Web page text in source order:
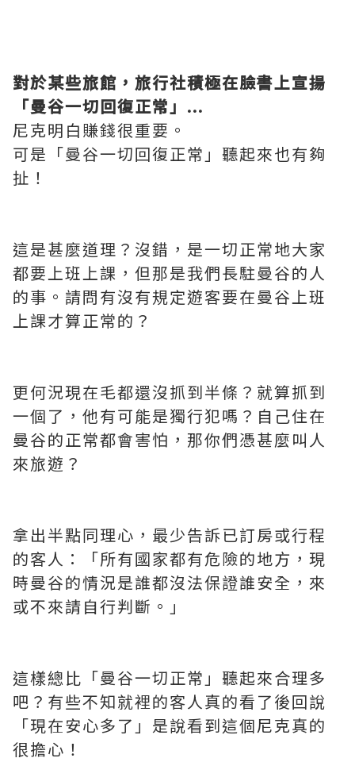
對於某些旅館，旅行社積極在臉書上宣揚
「曼谷一切回復正常」 ...
尼克明白賺錢很重要。
可是「曼谷一切回復正常」聽起來也有夠
扯！
這是甚麼道理？沒錯，是一切正常地大家
都要上班上課，但那是我們長駐曼谷的人
的事。請問有沒有規定遊客要在曼谷上班
上課才算正常的？
更何況現在毛都還沒抓到半條？就算抓到
一個了，他有可能是獨行犯嗎？自己住在
曼谷的正常都會害怕，那你們憑甚麼叫人
來旅遊？
拿出半點同理心，最少告訴已訂房或行程
的客人：「所有國家都有危險的地方，現
時曼谷的情況是誰都沒法保證誰安全，來
或不來請自行判斷。」
這樣總比「曼谷一切正常」聽起來合理多
吧？有些不知就裡的客人真的看了後回說
「現在安心多了」是說看到這個尼克真的
很擔心！